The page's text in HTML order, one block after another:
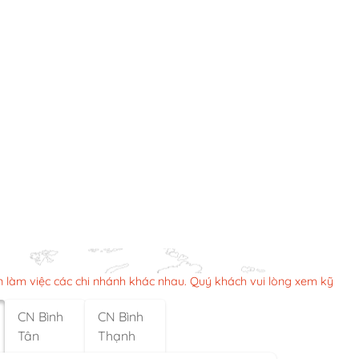
làm việc các chi nhánh khác nhau. Quý khách vui lòng xem kỹ
CN Bình
Tân
CN Bình
Thạnh